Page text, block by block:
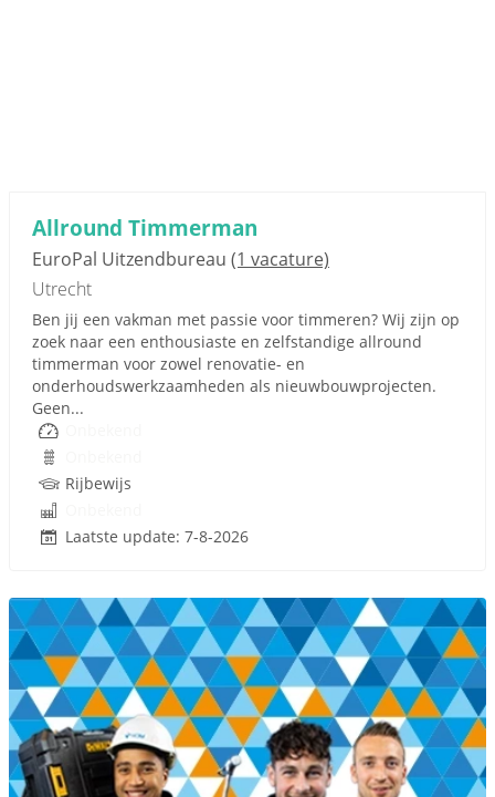
Allround Timmerman
EuroPal Uitzendbureau (1 vacature)
Utrecht
Ben jij een vakman met passie voor timmeren? Wij zijn op
zoek naar een enthousiaste en zelfstandige allround
timmerman voor zowel renovatie- en
onderhoudswerkzaamheden als nieuwbouwprojecten.
Geen...
Rijbewijs
Laatste update: 7-8-2026